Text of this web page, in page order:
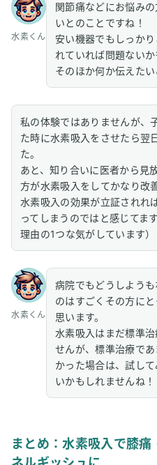
水素くん
関節痛などにお悩み
いとのことですね！
安い機器でもしっか
れていれば問題ないか
そのほか何か伝えた
私の体験ではありませんが、
た時に水素吸入をさせたら翌
た。
あと、知り合いに医者から見
方が水素吸入をしてかなり改
水素吸入の効果が立証されれ
ってしまうのではと感じてま
理由の1つな気がしています）
水素くん
病院でもどうしよう
のはすごくその方に
思います。
水素吸入はまだ標準
せんが、標準治療で
かった場合は、試し
いかもしれませんね！
まとめ：水素吸入で膝